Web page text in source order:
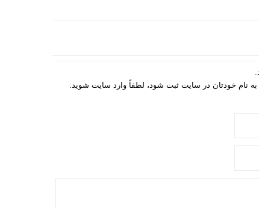
به نام خودتان در سایت ثبت شود، لطفاً وارد سایت شوید.